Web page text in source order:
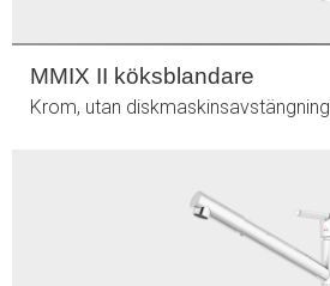
MMIX II köksblandare
Krom, utan diskmaskinsavstängning